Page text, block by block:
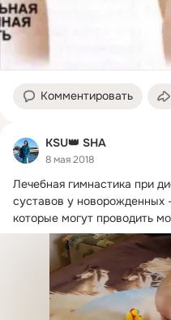
Комментировать
КSU👑 SHA
8 мая 2018
Лечебная гимнастика при
суставов у новорожденных
которые могут проводить